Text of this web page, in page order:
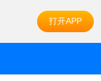
打开APP